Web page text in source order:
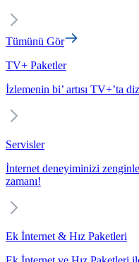
Tümünü Gör
TV+ Paketler
İzlemenin bi’ artısı TV+’ta
Servisler
İnternet deneyiminizi
zamanı!
Ek İnternet & Hız Paketleri